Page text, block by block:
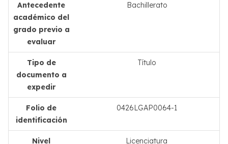
Antecedente
académico del
grado previo a
evaluar
Bachillerato
Tipo de
documento a
expedir
Título
Folio de
identificación
0426LGAP0064-1
Nivel Licenciatura